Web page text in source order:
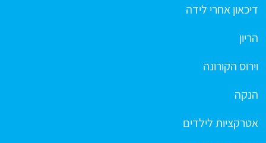
דיכאון אחרי לידה
הריון
וירוס הקורונה
הנקה
אטרקציות לילדים